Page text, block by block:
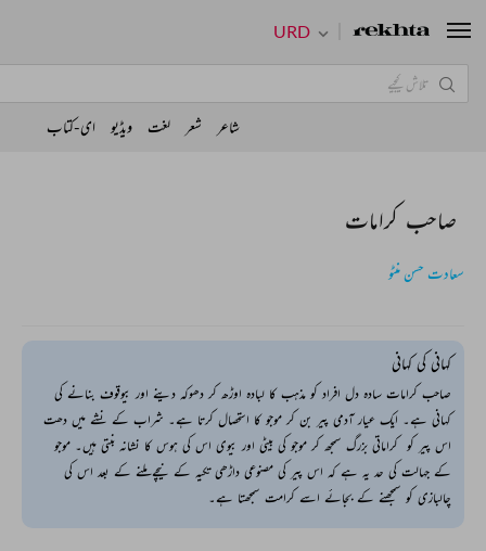
صاحب کرامات
سعادت حسن منٹو
کہانی کی کہانی
صاحب کرامات سادہ دل افراد کو مذہب کا لبادہ اوڑھ کر دھوکہ دینے اور بیوقوف بنانے کی
کہانی ہے۔ ایک عیار آدمی پیر بن کر موجو کا استحصال کرتا ہے۔ شراب کے نشے میں دھت
اس پیر کو کراماتی بزرگ سمجھ کر موجو کی بیٹی اور بیوی اس کی ہوس کا نشانہ بنتی ہیں۔ موجو
کے جہالت کی حد یہ ہے کہ اس پیر کی مصنوعی داڑھی تکیہ کے نیچے ملنے کے بعد اس کی
چالبازی کو سمجھنے کے بجائے اسے کرامت سمجھتا ہے۔
URD
شاعر شعر لغت ویڈیو ای-کتاب